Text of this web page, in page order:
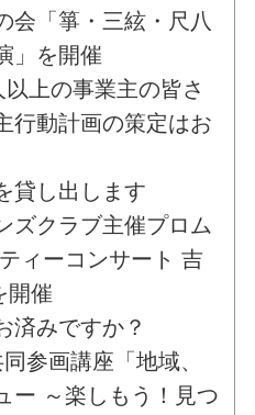
会「箏・三絃・尺八
」を開催
以上の事業主の皆さ
行動計画の策定はお
貸し出します
ズクラブ主催プロム
ィーコンサート 吉
開催
済みですか？
参画講座「地域、
ー ～楽しもう！見つ